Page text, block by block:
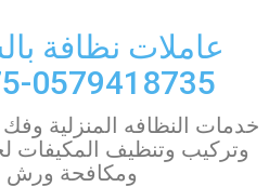
contentعاملات نظافة
0579418735-0549362075
خدمات النظافه المنزلية
وتركيب وتنظيف المكيفات
ومكافحة ورش